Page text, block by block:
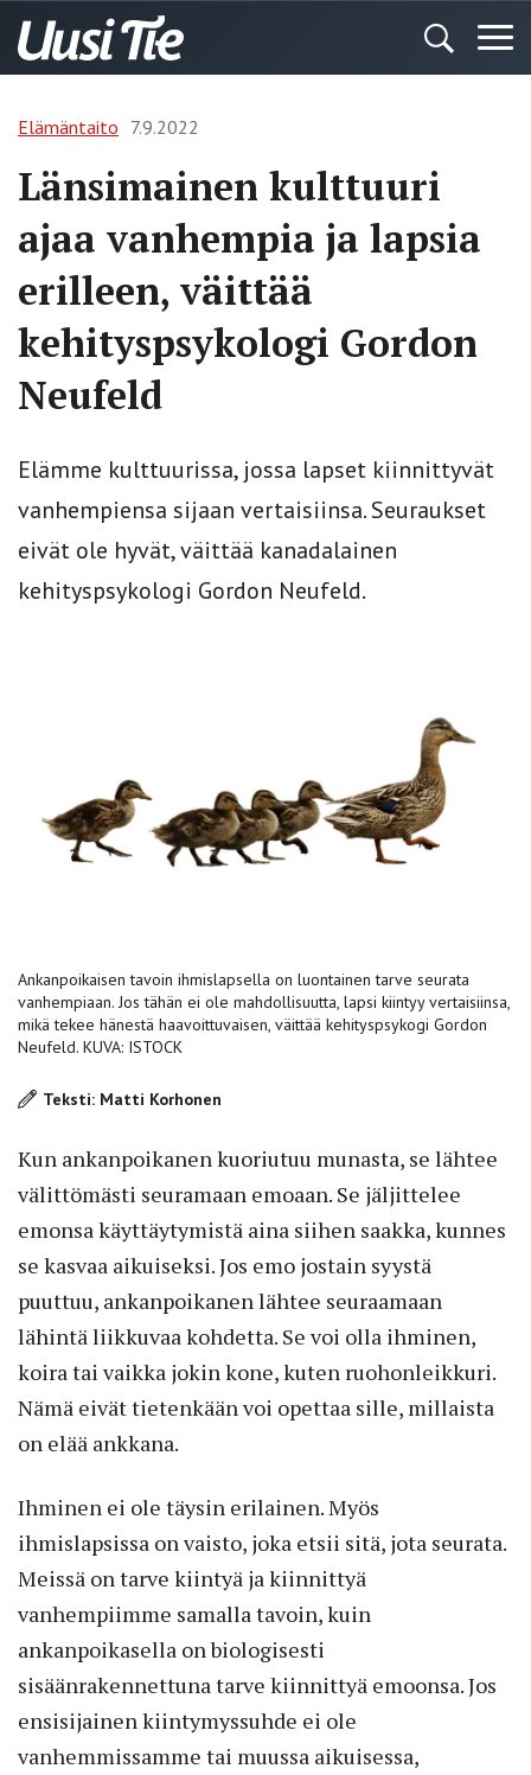
Elämäntaito 7.9.2022
Länsimainen kulttuuri
ajaa vanhempia ja lapsia
erilleen, väittää
kehityspsykologi Gordon
Neufeld
Elämme kulttuurissa, jossa lapset kiinnittyvät
vanhempiensa sijaan vertaisiinsa. Seuraukset
eivät ole hyvät, väittää kanadalainen
kehityspsykologi Gordon Neufeld.
Ankanpoikaisen tavoin ihmislapsella on luontainen tarve seurata
vanhempiaan. Jos tähän ei ole mahdollisuutta, lapsi kiintyy vertaisiinsa,
mikä tekee hänestä haavoittuvaisen, väittää kehityspsykogi Gordon
Neufeld. KUVA: ISTOCK
Teksti: Matti Korhonen
Kun ankanpoikanen kuoriutuu munasta, se lähtee
välittömästi seuramaan emoaan. Se jäljittelee
emonsa käyttäytymistä aina siihen saakka, kunnes
se kasvaa aikuiseksi. Jos emo jostain syystä
puuttuu, ankanpoikanen lähtee seuraamaan
lähintä liikkuvaa kohdetta. Se voi olla ihminen,
koira tai vaikka jokin kone, kuten ruohonleikkuri.
Nämä eivät tietenkään voi opettaa sille, millaista
on elää ankkana.
Ihminen ei ole täysin erilainen. Myös
ihmislapsissa on vaisto, joka etsii sitä, jota seurata.
Meissä on tarve kiintyä ja kiinnittyä
vanhempiimme samalla tavoin, kuin
ankanpoikasella on biologisesti
sisäänrakennettuna tarve kiinnittyä emoonsa. Jos
ensisijainen kiintymyssuhde ei ole
vanhemmissamme tai muussa aikuisessa,